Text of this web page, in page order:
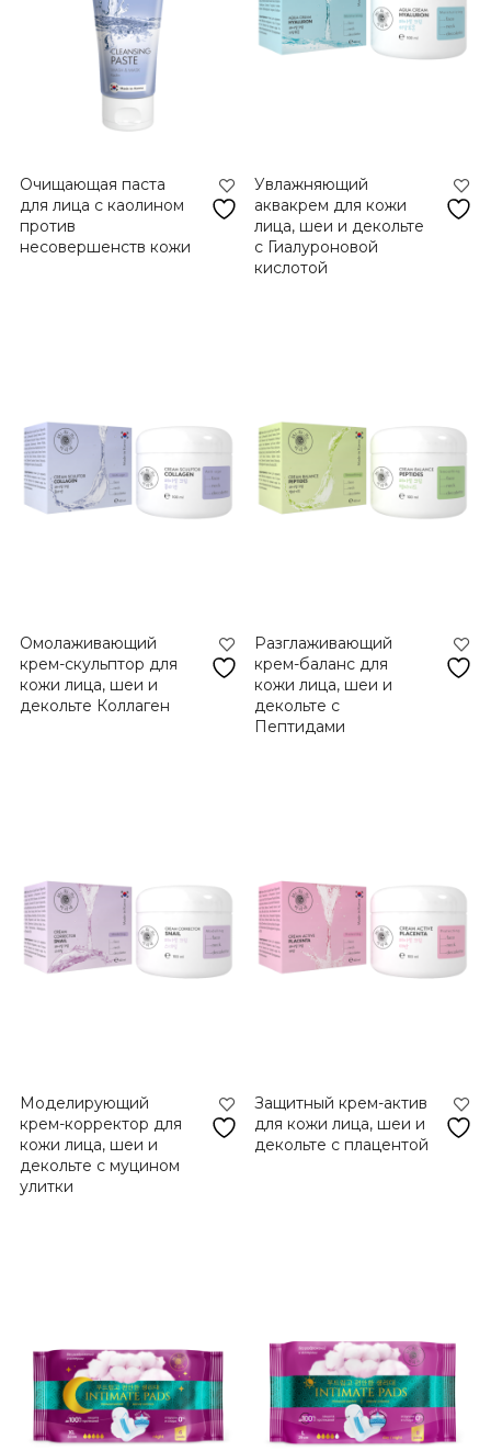
Очищающая паста
для лица с каолином
против
несовершенств кожи
Увлажняющий
аквакрем для кожи
лица, шеи и декольте
с Гиалуроновой
кислотой
Омолаживающий
крем-скульптор для
кожи лица, шеи и
декольте Коллаген
Разглаживающий
крем-баланс для
кожи лица, шеи и
декольте с
Пептидами
Моделирующий
крем-корректор для
кожи лица, шеи и
декольте с муцином
улитки
Защитный крем-актив
для кожи лица, шеи и
декольте с плацентой